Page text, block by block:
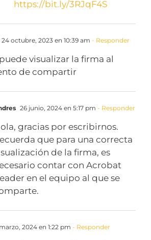
https://bit.ly/3RJqF4S
24 octubre, 2023 en 10:39 am - Responder
visualizar la firma al
de compartir
26 junio, 2024 en 5:17 pm - Responder
gracias por escribirnos.
que para una correcta
de la firma, es
contar con Acrobat
en el equipo al que se
2024 en 1:22 pm - Responder